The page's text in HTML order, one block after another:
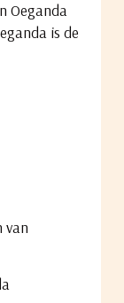
van
Oeganda
is de